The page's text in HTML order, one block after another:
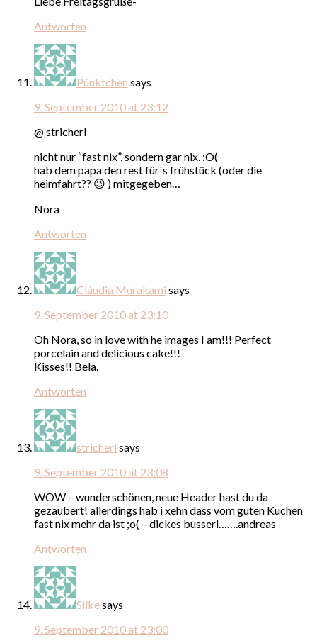
Antworten
Pünktchen says
9. September 2010 at 23:12
@ stricherl
nicht nur “fast nix”, sondern gar nix. :O(
hab dem papa den rest für`s frühstück (oder die
heimfahrt?? 😉 ) mitgegeben…
Nora
Antworten
Cláudia Murakami says
9. September 2010 at 23:10
Oh Nora, so in love with he images I am!!! Perfect
porcelain and delicious cake!!!
Kisses!! Bela.
Antworten
stricherl says
9. September 2010 at 23:08
WOW – wunderschönen, neue Header hast du da
gezaubert! allerdings hab i xehn dass vom guten Kuchen
fast nix mehr da ist ;o( – dickes busserl…….andreas
Antworten
Silkesays
9. September 2010 at 23:00